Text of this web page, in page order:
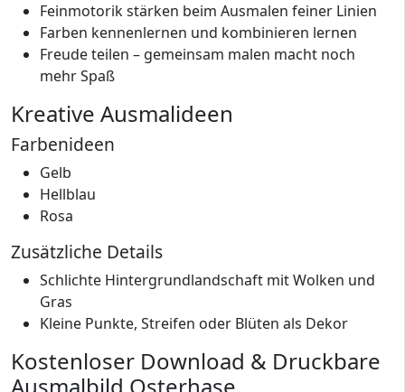
Feinmotorik stärken beim Ausmalen feiner Linien
Farben kennenlernen und kombinieren lernen
Freude teilen – gemeinsam malen macht noch
mehr Spaß
Kreative Ausmalideen
Farbenideen
Gelb
Hellblau
Rosa
Zusätzliche Details
Schlichte Hintergrundlandschaft mit Wolken und
Gras
Kleine Punkte, Streifen oder Blüten als Dekor
Kostenloser Download & Druckbare